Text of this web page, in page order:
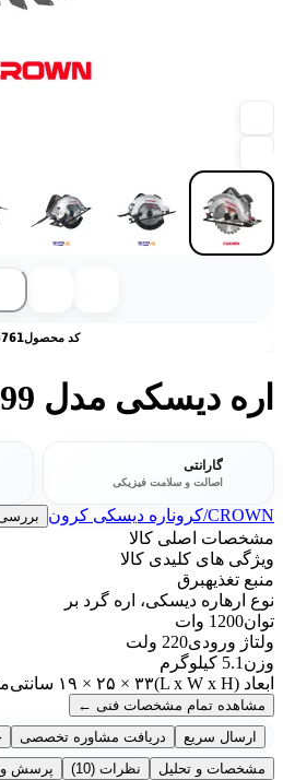
کد محصول
اره دیسکی مدل CT15199 کرون
گارانتی
اصالت و سلامت فیزیکی
CROWN/کرون اره دیسکی کرون
مشخصات اصلی کالا
ویژگی های کلیدی کالا
منبع تغذیهبرق
نوع ارهاره دیسکی، اره گرد بر
توان1200 وات
ولتاژ ورودی220 ولت
وزن 5.1 کیلوگرم
ابعاد (L x W x H)
۱۹ × ۲۵ × ۳۳ سانتی‌متر
مشاهده تمام مشخصات فنی ←
ارسال سریع
دریافت مشاوره تخصصی
مشخصات و تحلیل
نظرات (10) پرسش و